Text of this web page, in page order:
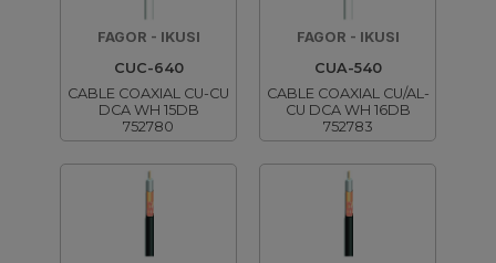
FAGOR - IKUSI
CUC-640
CABLE COAXIAL CU-CU
DCA WH 15DB
752780
FAGOR - IKUSI
CUA-540
CABLE COAXIAL CU/AL-
CU DCA WH 16DB
752783